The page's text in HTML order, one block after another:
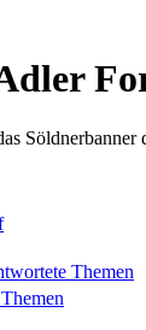
Söldnerbanner
Themen